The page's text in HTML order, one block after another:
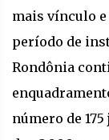
mais vínculo
período de
Rondônia
número de